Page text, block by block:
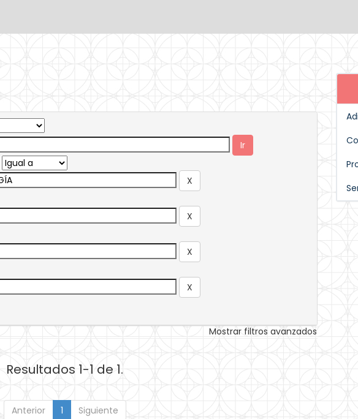
Mostrar filtros avanzados
Resultados 1-1 de 1.
Anterior 1 Siguiente